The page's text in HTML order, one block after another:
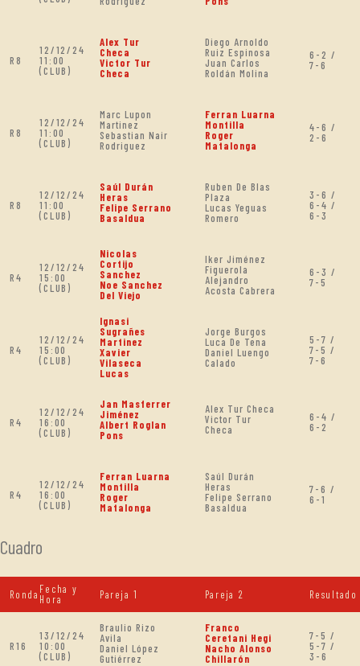
R8
12/12/24
11:00
(CLUB)
Alex Tur
Checa
Victor Tur
Checa
Diego Arnoldo
Ruiz Espinosa
Juan Carlos
Roldán Molina
6-2 /
7-6
R8
12/12/24
11:00
(CLUB)
Marc Lupon
Martinez
Sebastian Nair
Rodriguez
Ferran Luarna
Montilla
Roger
Matalonga
4-6 /
2-6
R8
12/12/24
11:00
(CLUB)
Saúl Durán
Heras
Felipe Serrano
Basaldua
Ruben De Blas
Plaza
Lucas Yeguas
Romero
3-6 /
6-4 /
6-3
R4
12/12/24
15:00
(CLUB)
Nicolas
Cortijo
Sanchez
Noe Sanchez
Del Viejo
Iker Jiménez
Figuerola
Alejandro
Acosta Cabrera
6-3 /
7-5
R4
12/12/24
15:00
(CLUB)
Ignasi
Sugrañes
Martinez
Xavier
Vilaseca
Lucas
Jorge Burgos
Luca De Tena
Daniel Luengo
Calado
5-7 /
7-5 /
7-6
R4
12/12/24
16:00
(CLUB)
Jan Masferrer
Jiménez
Albert Roglan
Pons
Alex Tur Checa
Victor Tur
Checa
6-4 /
6-2
R4
12/12/24
16:00
(CLUB)
Ferran Luarna
Montilla
Roger
Matalonga
Saúl Durán
Heras
Felipe Serrano
Basaldua
7-6 /
6-1
Cuadro
Ronda Fecha y
Hora
Pareja 1 Pareja 2 Resultado
R16
13/12/24
10:00
(CLUB)
Braulio Rizo
Avila
Daniel López
Gutiérrez
Franco
Ceretani Hegi
Nacho Alonso
Chillarón
7-5 /
5-7 /
3-6